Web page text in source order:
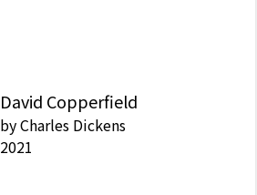
David Copperfield
byCharles Dickens
2021